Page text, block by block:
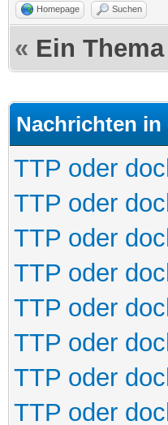
Homepage Suchen
« Ein
Nachrichten in
TTP oder
TTP oder
TTP oder
TTP oder
TTP oder
TTP oder
TTP oder
TTP oder